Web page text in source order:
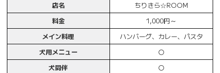
店名
ちりきら☆ROOM
料金
1,000円～
メイン料理
ハンバーグ、カレー、パスタ
犬用メニュー
〇
犬同伴
〇